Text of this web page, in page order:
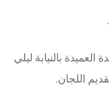
العميدة بالنيابة ليلي
اللجان.